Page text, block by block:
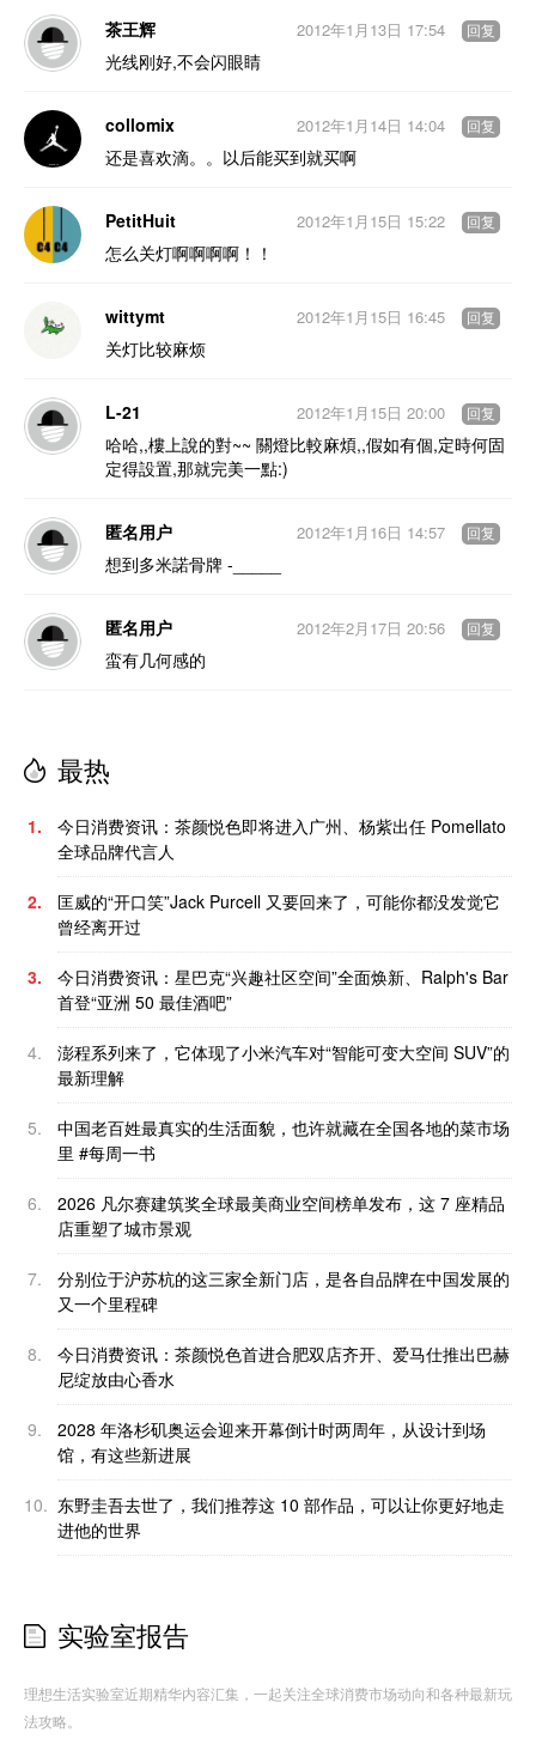
茶王辉
光线刚好,不会闪眼睛
2012年1月13日 17:54 回复
collomix
还是喜欢滴。。以后能买到就买啊
2012年1月14日 14:04 回复
PetitHuit
怎么关灯啊啊啊啊！！
2012年1月15日 15:22 回复
wittymt
关灯比较麻烦
2012年1月15日 16:45 回复
L-21
哈哈,,樓上說的對~~ 關燈比較麻煩,,假如有個,定時何固
定得設置,那就完美一點:)
2012年1月15日 20:00 回复
匿名用户
想到多米諾骨牌 -_____
2012年1月16日 14:57 回复
匿名用户
蛮有几何感的
2012年2月17日 20:56 回复
最热
1.
今日消费资讯：茶颜悦色即将进入广州、杨紫出任 Pomellato
全球品牌代言人
2.
匡威的“开口笑”Jack Purcell 又要回来了，可能你都没发觉它
曾经离开过
3.
今日消费资讯：星巴克“兴趣社区空间”全面焕新、Ralph's Bar
首登“亚洲 50 最佳酒吧”
4.
澎程系列来了，它体现了小米汽车对“智能可变大空间 SUV”的
最新理解
5.
中国老百姓最真实的生活面貌，也许就藏在全国各地的菜市场
里 #每周一书
6.
2026 凡尔赛建筑奖全球最美商业空间榜单发布，这 7 座精品
店重塑了城市景观
7.
分别位于沪苏杭的这三家全新门店，是各自品牌在中国发展的
又一个里程碑
8.
今日消费资讯：茶颜悦色首进合肥双店齐开、爱马仕推出巴赫
尼绽放由心香水
9.
2028 年洛杉矶奥运会迎来开幕倒计时两周年，从设计到场
馆，有这些新进展
10. 东野圭吾去世了，我们推荐这 10 部作品，可以让你更好地走
进他的世界
实验室报告
理想生活实验室近期精华内容汇集，一起关注全球消费市场动向和各种最新玩
法攻略。